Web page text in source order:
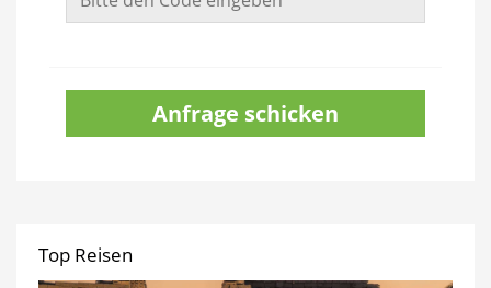
Anfrage schicken
Top Reisen